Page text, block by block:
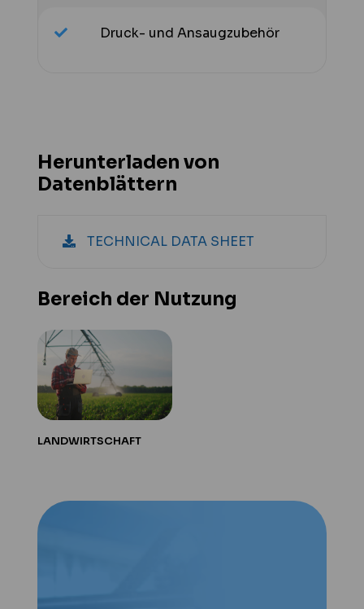
Druck- und Ansaugzubehör
Herunterladen von
Datenblättern
TECHNICAL DATA SHEET
Bereich der Nutzung
LANDWIRTSCHAFT